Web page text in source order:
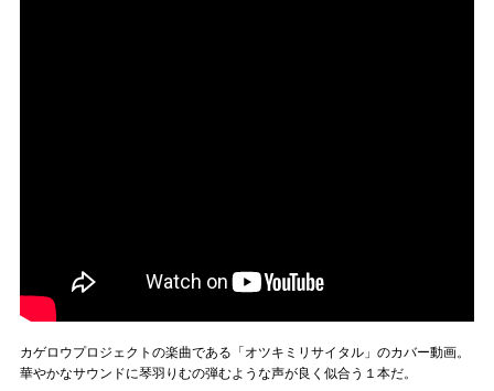
カゲロウプロジェクトの楽曲である「オツキミリサイタル」のカバー動画。
華やかなサウンドに琴羽りむの弾むような声が良く似合う１本だ。